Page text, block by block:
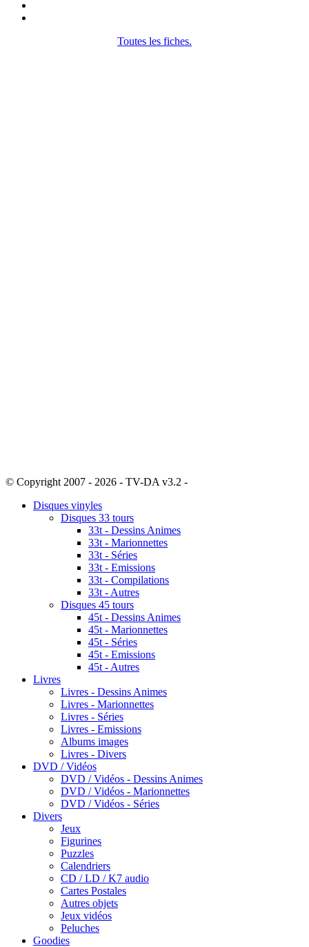
Toutes les fiches.
© Copyright 2007 - 2026 - TV-DA v3.2 -
Disques vinyles
Disques 33 tours
33t - Dessins Animes
33t - Marionnettes
33t - Séries
33t - Emissions
33t - Compilations
33t - Autres
Disques 45 tours
45t - Dessins Animes
45t - Marionnettes
45t - Séries
45t - Emissions
45t - Autres
Livres
Livres - Dessins Animes
Livres - Marionnettes
Livres - Séries
Livres - Emissions
Albums images
Livres - Divers
DVD / Vidéos
DVD / Vidéos - Dessins Animes
DVD / Vidéos - Marionnettes
DVD / Vidéos - Séries
Divers
Jeux
Figurines
Puzzles
Calendriers
CD / LD / K7 audio
Cartes Postales
Autres objets
Jeux vidéos
Peluches
Goodies